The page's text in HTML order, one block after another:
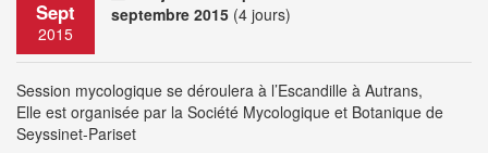
Sept
2015
septembre 2015 (4 jours)
Session mycologique se déroulera à l’Escandille à Autrans,
Elle est organisée par la Société Mycologique et Botanique de
Seyssinet-Pariset